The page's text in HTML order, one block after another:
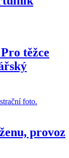
těžce
provoz